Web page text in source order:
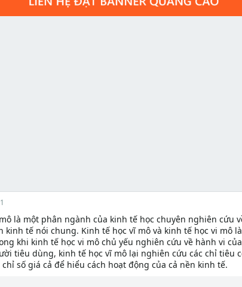
là một phân ngành của kinh tế học chuyên nghiên cứu
kinh tế nói chung. Kinh tế học vĩ mô và kinh tế học vi mô
khi kinh tế học vi mô chủ yếu nghiên cứu về hành vi
tiêu dùng, kinh tế học vĩ mô lại nghiên cứu các chỉ tiêu
số giá cả để hiểu cách hoạt động của cả nền kinh tế.